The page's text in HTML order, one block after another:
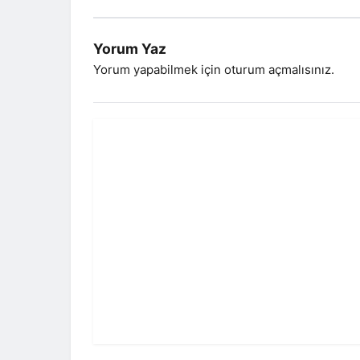
Yorum Yaz
Yorum yapabilmek için oturum açmalısınız.